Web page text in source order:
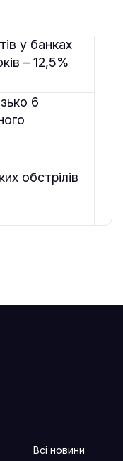
у банках
– 12,5%
6
обстрілів
Всі новини